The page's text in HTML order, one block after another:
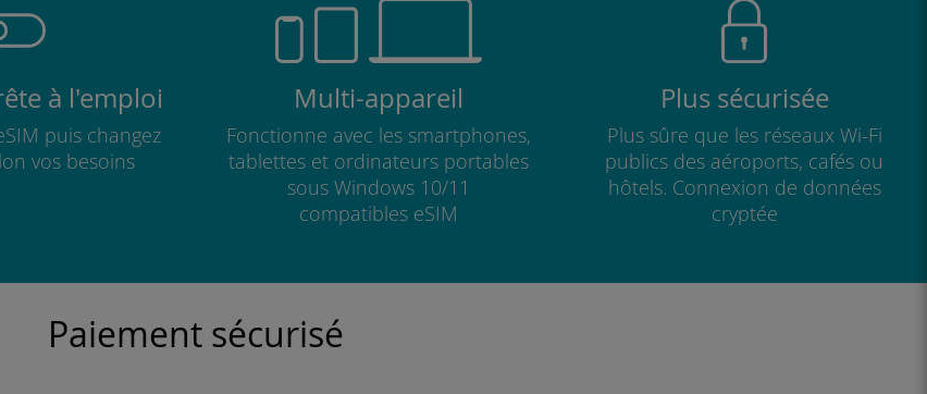
à l'emploi
puis changez
vos besoins
Multi-appareil
Fonctionne avec les smartphones,
tablettes et ordinateurs portables
sous Windows 10/11
compatibles eSIM
Plus sécurisée
Plus sûre que les réseaux Wi-Fi
publics des aéroports, cafés ou
hôtels. Connexion de données
cryptée
Paiement sécurisé